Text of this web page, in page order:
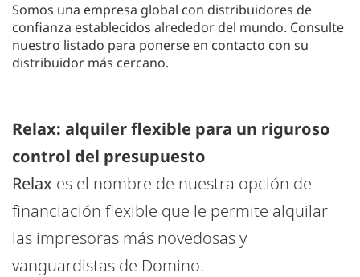
Somos una empresa global con distribuidores de
confianza establecidos alrededor del mundo. Consulte
nuestro listado para ponerse en contacto con su
distribuidor más cercano.
Relax: alquiler flexible para un riguroso
control del presupuesto
Relax es el nombre de nuestra opción de
financiación flexible que le permite alquilar
las impresoras más novedosas y
vanguardistas de Domino.